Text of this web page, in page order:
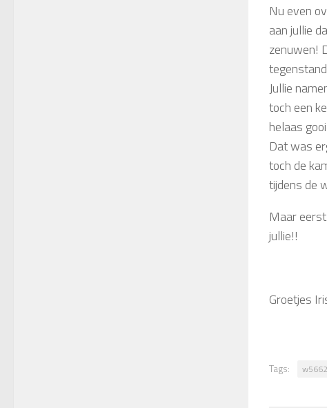
Nu even
aan jullie
zenuwen!
Jullie
toch een
helaas
Dat was
toch de
tijdens de
Maar
jullie!!
Groetjes
Tags: w5662